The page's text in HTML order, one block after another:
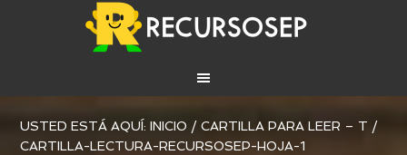
USTED ESTÁ AQUÍ:INICIO / CARTILLA PARA LEER – T /
CARTILLA-LECTURA-RECURSOSEP-HOJA-1